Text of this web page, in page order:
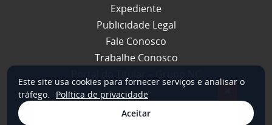
Expediente
Publicidade Legal
Fale Conosco
Trabalhe Conosco
© 2026 NSC Total. Todos os direitos reservados.
Este site usa cookies para fornecer serviços e analisar o
tráfego.
Política de privacidade
Aceitar